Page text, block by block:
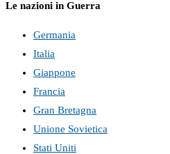
Le nazioni in Guerra
Germania
Italia
Giappone
Francia
Gran Bretagna
Unione Sovietica
Stati Uniti